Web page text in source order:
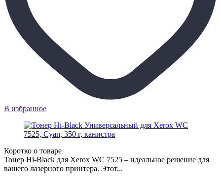
В избранное
Коротко о товаре
Тонер Hi-Black для Xerox WC 7525 – идеальное решение для
вашего лазерного принтера. Этот...